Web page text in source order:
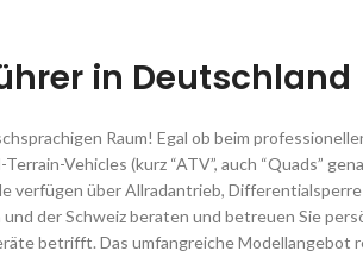
in Deutschland
Raum! Egal ob beim
Vehicles (kurz “ATV”, auch “Quads”
verfügen über Allradantrieb,
der Schweiz beraten und betreuen Sie
betrifft. Das umfangreiche